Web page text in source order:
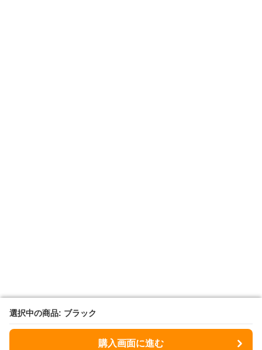
選択中の商品: ブラック
購入画面に進む
選択中の商品: ブラック
購入画面に進む